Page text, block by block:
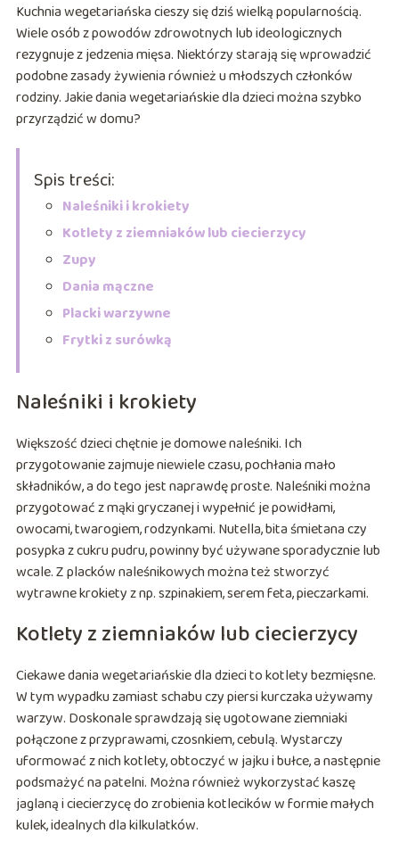
Kuchnia wegetariańska cieszy się dziś wielką popularnością.
Wiele osób z powodów zdrowotnych lub ideologicznych
rezygnuje z jedzenia mięsa. Niektórzy starają się wprowadzić
podobne zasady żywienia również u młodszych członków
rodziny. Jakie dania wegetariańskie dla dzieci można szybko
przyrządzić w domu?
Spis treści:
Naleśniki i krokiety
Kotlety z ziemniaków lub ciecierzycy
Zupy
Dania mączne
Placki warzywne
Frytki z surówką
Naleśniki i krokiety
Większość dzieci chętnie je domowe naleśniki. Ich
przygotowanie zajmuje niewiele czasu, pochłania mało
składników, a do tego jest naprawdę proste. Naleśniki można
przygotować z mąki gryczanej i wypełnić je powidłami,
owocami, twarogiem, rodzynkami. Nutella, bita śmietana czy
posypka z cukru pudru, powinny być używane sporadycznie lub
wcale. Z placków naleśnikowych można też stworzyć
wytrawne krokiety z np. szpinakiem, serem feta, pieczarkami.
Kotlety z ziemniaków lub ciecierzycy
Ciekawe dania wegetariańskie dla dzieci to kotlety bezmięsne.
W tym wypadku zamiast schabu czy piersi kurczaka używamy
warzyw. Doskonale sprawdzają się ugotowane ziemniaki
połączone z przyprawami, czosnkiem, cebulą. Wystarczy
uformować z nich kotlety, obtoczyć w jajku i bułce, a następnie
podsmażyć na patelni. Można również wykorzystać kaszę
jaglaną i ciecierzycę do zrobienia kotlecików w formie małych
kulek, idealnych dla kilkulatków.